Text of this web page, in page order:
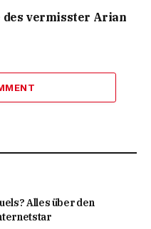
des vermisster Arian
Alles über den